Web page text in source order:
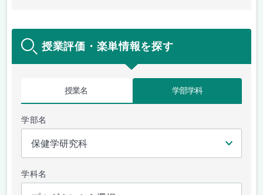
授業評価・楽単情報を探す
授業名 学部学科
学部名
学科名